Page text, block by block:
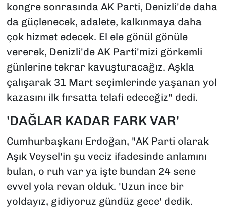
kongre sonrasında AK Parti, Denizli'de daha
da güçlenecek, adalete, kalkınmaya daha
çok hizmet edecek. El ele gönül gönüle
vererek, Denizli'de AK Parti'mizi görkemli
günlerine tekrar kavuşturacağız. Aşkla
çalışarak 31 Mart seçimlerinde yaşanan yol
kazasını ilk fırsatta telafi edeceğiz" dedi.
'DAĞLAR KADAR FARK VAR'
Cumhurbaşkanı Erdoğan, "AK Parti olarak
Aşık Veysel'in şu veciz ifadesinde anlamını
bulan, o ruh var ya işte bundan 24 sene
evvel yola revan olduk. 'Uzun ince bir
yoldayız, gidiyoruz gündüz gece' dedik.